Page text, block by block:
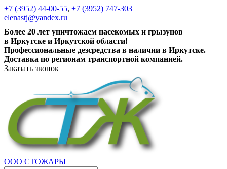
+7 (3952) 44-00-55, +7 (3952) 747-303
elenastj@yandex.ru
Более 20 лет уничтожаем насекомых и грызунов
в Иркутске и Иркутской области!
Профессиональные дезсредства в наличии в Иркутске.
Доставка по регионам транспортной компанией.
Заказать звонок
ООО СТОЖАРЫ